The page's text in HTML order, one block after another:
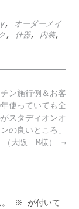
,
オーダーメイ
, 什器, 内装,
ン施行例＆お客
使っていても全
スタディオンオ
の良いところ」
（大阪 M様） →
※
が付いて